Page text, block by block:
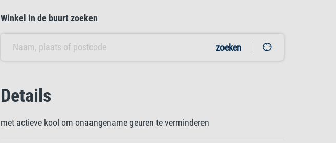
Winkel in de buurt zoeken
zoeken
Details
met actieve kool om onaangename geuren te verminderen